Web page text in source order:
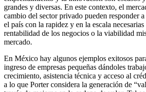
grandes y diversas. En este contexto, el
cambio del sector privado pueden responder
el país con la rapidez y en la escala
rentabilidad de los negocios o la viabilidad
mercado.
En México hay algunos ejemplos exitosos
ingreso de empresas pequeñas dándoles
crecimiento, asistencia técnica y acceso al
a lo que Porter considera la generación de